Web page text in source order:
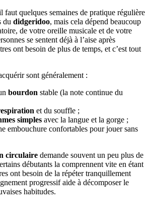
faut quelques semaines de pratique régulière
du didgeridoo, mais cela dépend beaucoup
de votre oreille musicale et de votre
se sentent déjà à l’aise après
ont besoin de plus de temps, et c’est tout
sont généralement :
bourdon stable (la note continue du
et du souffle ;
simples avec la langue et la gorge ;
embouchure confortables pour jouer sans
circulaire demande souvent un peu plus de
débutants la comprennent vite en étant
ont besoin de la répéter tranquillement
progressif aide à décomposer le
habitudes.